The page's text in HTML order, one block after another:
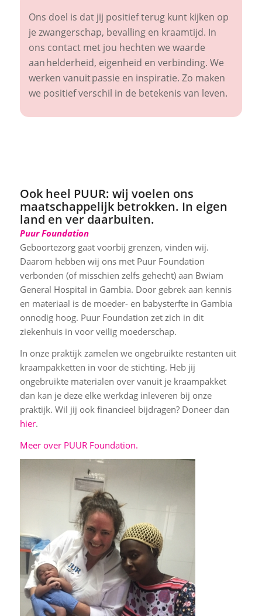
Ons doel is dat jij positief terug kunt kijken op
je zwangerschap, bevalling en kraamtijd. In
ons contact met jou hechten we waarde
aan helderheid, eigenheid en verbinding. We
werken vanuit passie en inspiratie. Zo maken
we positief verschil in de betekenis van leven.
Ook heel PUUR: wij voelen ons
maatschappelijk betrokken. In eigen
land en ver daarbuiten.
Puur Foundation
Geboortezorg gaat voorbij grenzen, vinden wij.
Daarom hebben wij ons met Puur Foundation
verbonden (of misschien zelfs gehecht) aan Bwiam
General Hospital in Gambia. Door gebrek aan kennis
en materiaal is de moeder- en babysterfte in Gambia
onnodig hoog. Puur Foundation zet zich in dit
ziekenhuis in voor veilig moederschap.
In onze praktijk zamelen we ongebruikte restanten uit
kraampakketten in voor de stichting. Heb jij
ongebruikte materialen over vanuit je kraampakket
dan kan je deze elke werkdag inleveren bij onze
praktijk. Wil jij ook financieel bijdragen? Doneer dan
hier.
Meer over PUUR Foundation.